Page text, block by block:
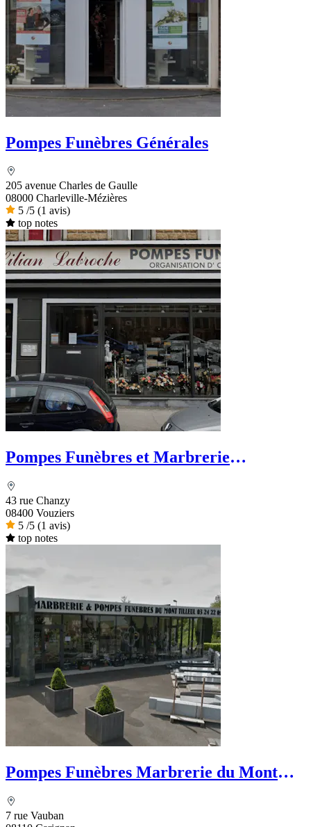
Pompes Funèbres Générales
205 avenue Charles de Gaulle
08000 Charleville-Mézières
5 /5 (1 avis)
top notes
Pompes Funèbres et Marbrerie
43 rue Chanzy
08400 Vouziers
5 /5 (1 avis)
top notes
Pompes Funèbres Marbrerie du Mont
7 rue Vauban